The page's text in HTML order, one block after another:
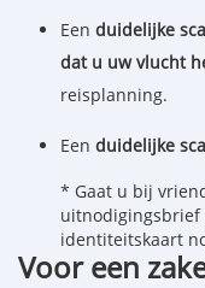
Een duidelijke
dat u uw vlucht
reisplanning.
Een duidelijke
* Gaat u bij
uitnodigingsbrief
identiteitskaart
Voor een